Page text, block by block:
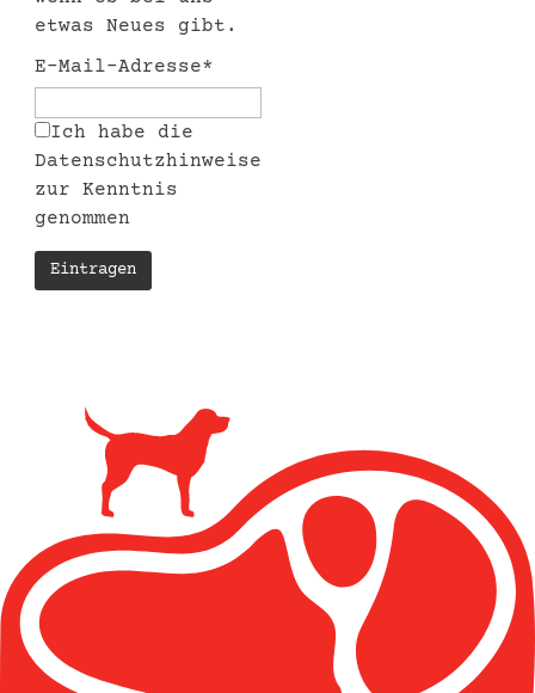
etwas Neues gibt.
E-Mail-Adresse*
Ich habe die
Datenschutzhinweise
zur Kenntnis
genommen